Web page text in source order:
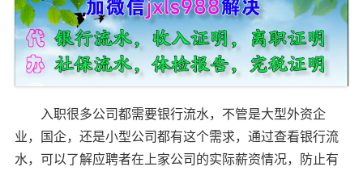
入职很多公司都需要银行流水，不管是大型外资企
业，国企，还是小型公司都有这个需求，通过查看银行流
水，可以了解应聘者在上家公司的实际薪资情况，防止有